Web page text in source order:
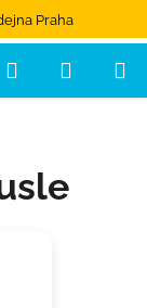
Praha
Hledat